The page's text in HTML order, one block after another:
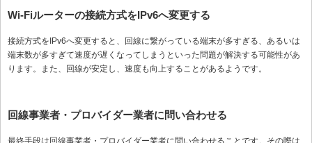
Wi-Fiルーターの接続方式をIPv6へ変更する
接続方式をIPv6へ変更すると、回線に繋がっている端末が多すぎる、あるいは
端末数が多すぎて速度が遅くなってしまうといった問題が解決する可能性があ
ります。また、回線が安定し、速度も向上することがあるようです。
回線事業者・プロバイダー業者に問い合わせる
最終手段は回線事業者・プロバイダー業者に問い合わせることです。その際は